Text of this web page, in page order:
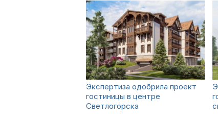
Экспертиза одобрила проект
гостиницы в центре
Светлогорска